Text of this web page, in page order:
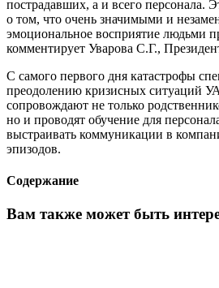
пострадавших, а и всего персонала.
о том, что очень значимыми и
эмоциональное восприятие людьми
комментирует Уварова С.Г.,
С самого первого дня катастрофы
преодолению кризисных ситуаций
сопровождают не только
но и проводят обучение для
выстраивать коммуникации в
эпизодов.
Содержание
Вам также может быть